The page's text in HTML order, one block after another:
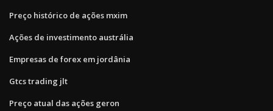
Preço histórico de ações mxim
Ações de investimento austrália
Empresas de forex em jordânia
Gtcs trading jlt
Preço atual das ações geron